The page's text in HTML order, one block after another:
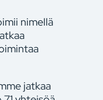
nimellä
jatkaa